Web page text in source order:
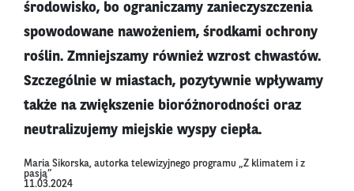
środowisko, bo ograniczamy zanieczyszczenia
spowodowane nawożeniem, środkami ochrony
roślin. Zmniejszamy również wzrost chwastów.
Szczególnie w miastach, pozytywnie wpływamy
także na zwiększenie bioróżnorodności oraz
neutralizujemy miejskie wyspy ciepła.
Maria Sikorska, autorka telewizyjnego programu „Z klimatem i z
pasją”
11.03.2024